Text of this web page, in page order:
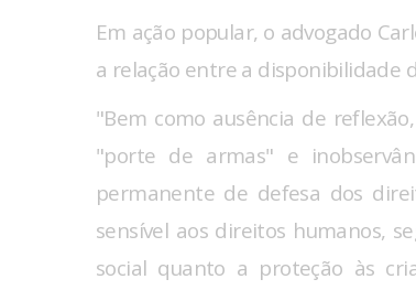
Em ação popular, o advogado
a relação entre a disponibilidade
"Bem como ausência de
"porte de armas" e
permanente de defesa dos
sensível aos direitos humanos,
social quanto a proteção às